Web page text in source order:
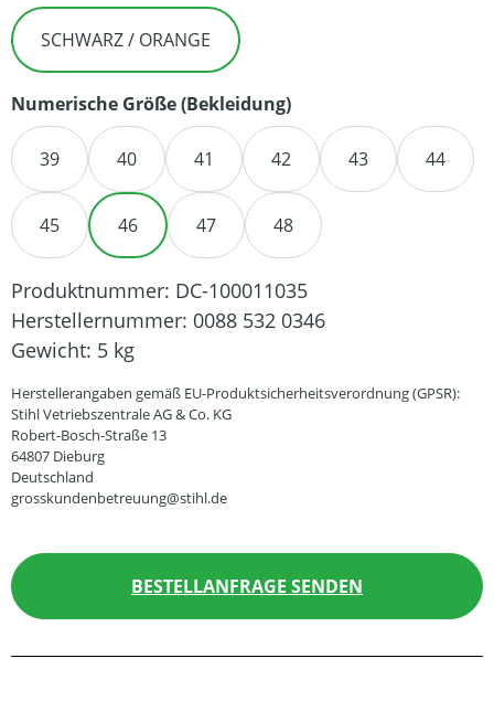
SCHWARZ / ORANGE
Numerische Größe (Bekleidung)auswählen
39 40 41 42 43 44
45 46 47 48
Produktnummer: DC-100011035
Herstellernummer: 0088 532 0346
Gewicht: 5 kg
Herstellerangaben gemäß EU-Produktsicherheitsverordnung (GPSR):
Stihl Vetriebszentrale AG & Co. KG
Robert-Bosch-Straße 13
64807 Dieburg
Deutschland
grosskundenbetreuung@stihl.de
BESTELLANFRAGE SENDEN